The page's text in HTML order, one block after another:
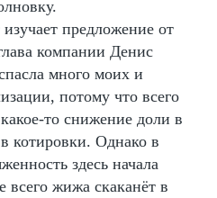
предложение от
компании Денис
много моих и
потому что всего
то снижение доли в
котировки. Однако в
здесь начала
всего жижа скаканёт в